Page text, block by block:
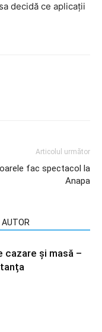
decidă ce aplicații
Articolul următor
fac spectacol la
Anapa
AUTOR
și masă –